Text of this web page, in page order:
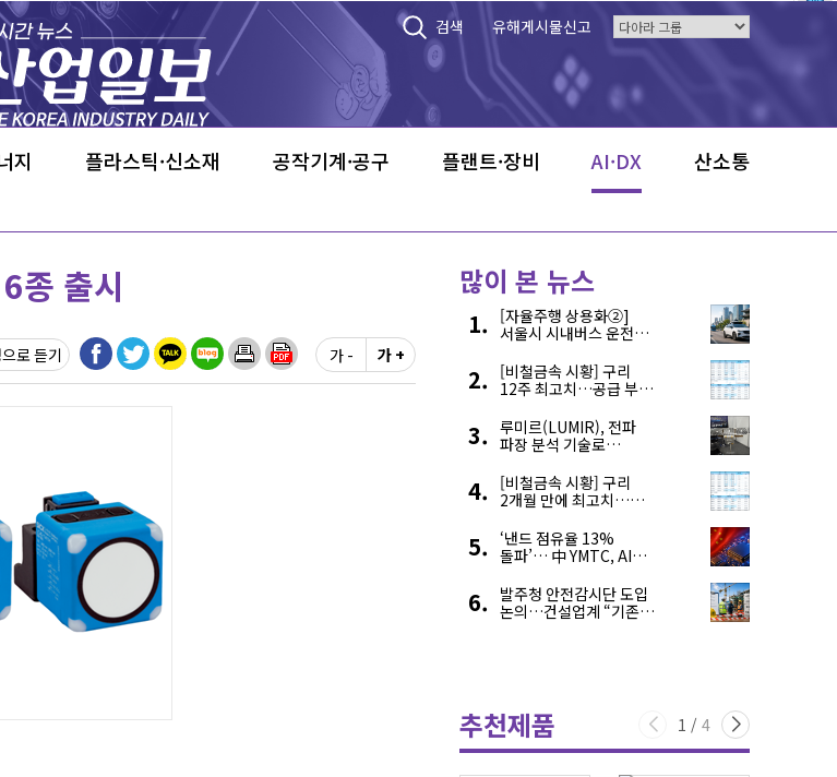
검색 유해게시물신고
지 플라스틱·신소재 공작기계·공구 플랜트·장비 AI·DX 산소통
종 출시
가 - 가 +
많이 본 뉴스
[자율주행 상용화②]
서울시 시내버스 운전자
해결한다
[비철금속 시황] 구리
12주 최고치…공급 부족
루미르(LUMIR), 전파
파장 분석 기술로
[비철금속 시황] 구리
2개월 만에 최고치…
우려 확대
‘낸드 점유율 13%
돌파’… 中 YMTC, AI
4위 맹추격
발주청 안전감시단 도입
논의…건설업계 “기존
추천제품 1 / 4